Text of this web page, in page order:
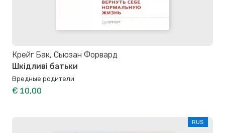
Крейг Бак, Сьюзан Форвард
Шкідливі батьки
Вредные родители
€ 10,00
RUS